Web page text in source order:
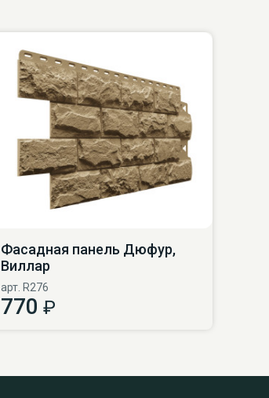
Фасадная панель Дюфур,
Виллар
арт. R276
770 ₽